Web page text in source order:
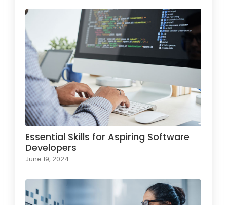
Essential Skills for Aspiring Software
Developers
June 19, 2024